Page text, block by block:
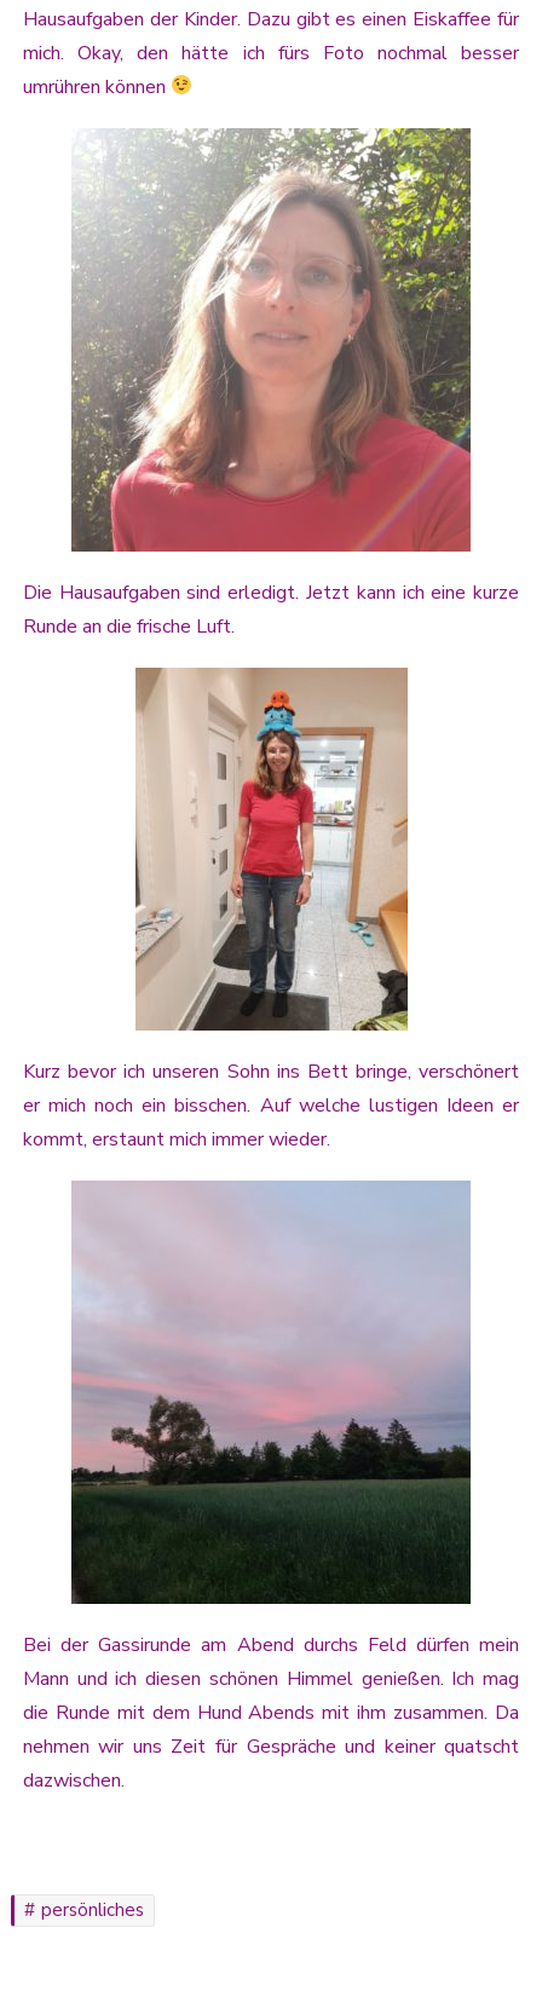
Hausaufgaben der Kinder. Dazu gibt es einen Eiskaffee für
mich. Okay, den hätte ich fürs Foto nochmal besser
umrühren können
Die Hausaufgaben sind erledigt. Jetzt kann ich eine kurze
Runde an die frische Luft.
Kurz bevor ich unseren Sohn ins Bett bringe, verschönert
er mich noch ein bisschen. Auf welche lustigen Ideen er
kommt, erstaunt mich immer wieder.
Bei der Gassirunde am Abend durchs Feld dürfen mein
Mann und ich diesen schönen Himmel genießen. Ich mag
die Runde mit dem Hund Abends mit ihm zusammen. Da
nehmen wir uns Zeit für Gespräche und keiner quatscht
dazwischen.
persönliches